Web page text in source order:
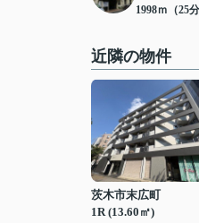
1998ｍ（25分
近隣の物件
茨木市末広町
1R (13.60㎡)